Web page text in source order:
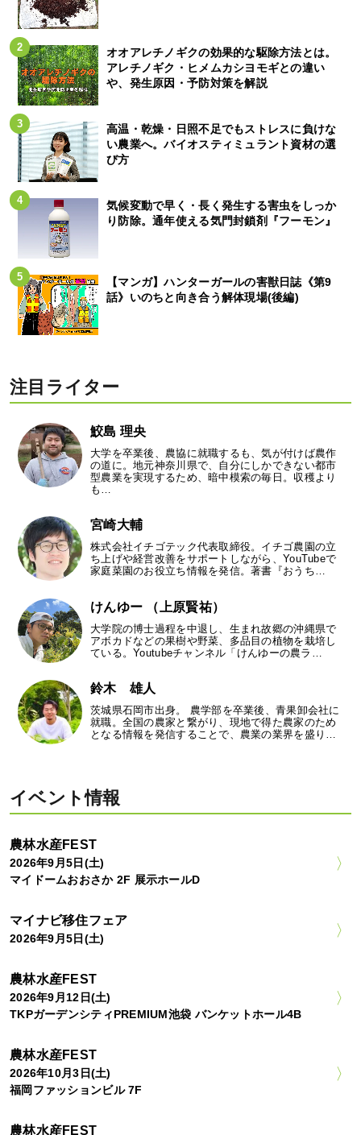
オオアレチノギクの効果的な駆除方法とは。
アレチノギク・ヒメムカシヨモギとの違い
や、発生原因・予防対策を解説
高温・乾燥・日照不足でもストレスに負けな
い農業へ。バイオスティミュラント資材の選
び方
気候変動で早く・長く発生する害虫をしっか
り防除。通年使える気門封鎖剤『フーモン』
【マンガ】ハンターガールの害獣日誌《第9
話》いのちと向き合う解体現場(後編)
注目ライター
鮫島 理央
大学を卒業後、農協に就職するも、気が付けば農作
の道に。地元神奈川県で、自分にしかできない都市
型農業を実現するため、暗中模索の毎日。収穫より
も…
宮崎大輔
株式会社イチゴテック代表取締役。イチゴ農園の立
ち上げや経営改善をサポートしながら、YouTubeで
家庭菜園のお役立ち情報を発信。著書『おうち…
けんゆー （上原賢祐）
大学院の博士過程を中退し、生まれ故郷の沖縄県で
アボカドなどの果樹や野菜、多品目の植物を栽培し
ている。Youtubeチャンネル「けんゆーの農ラ…
鈴木 雄人
茨城県石岡市出身。 農学部を卒業後、青果卸会社に
就職。全国の農家と繋がり、現地で得た農家のため
となる情報を発信することで、農業の業界を盛り…
イベント情報
農林水産FEST
2026年9月5日(土)
マイドームおおさか 2F 展示ホールD
マイナビ移住フェア
2026年9月5日(土)
農林水産FEST
2026年9月12日(土)
TKPガーデンシティPREMIUM池袋 バンケットホール4B
農林水産FEST
2026年10月3日(土)
福岡ファッションビル 7F
農林水産FEST